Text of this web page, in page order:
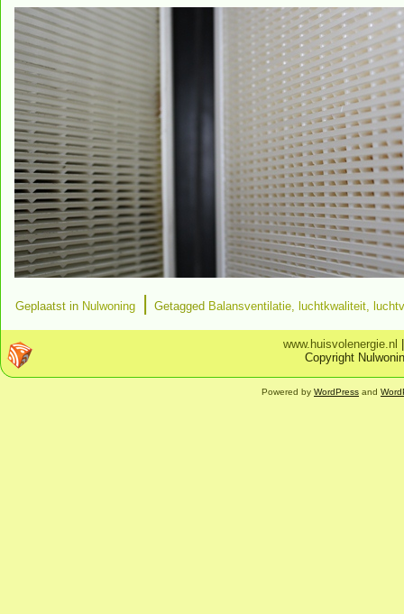
Geplaatst in Nulwoning | Getagged Balansventilatie, luchtkwaliteit,
www.huisvolenergie.nl
Copyright
Powered by WordPress and